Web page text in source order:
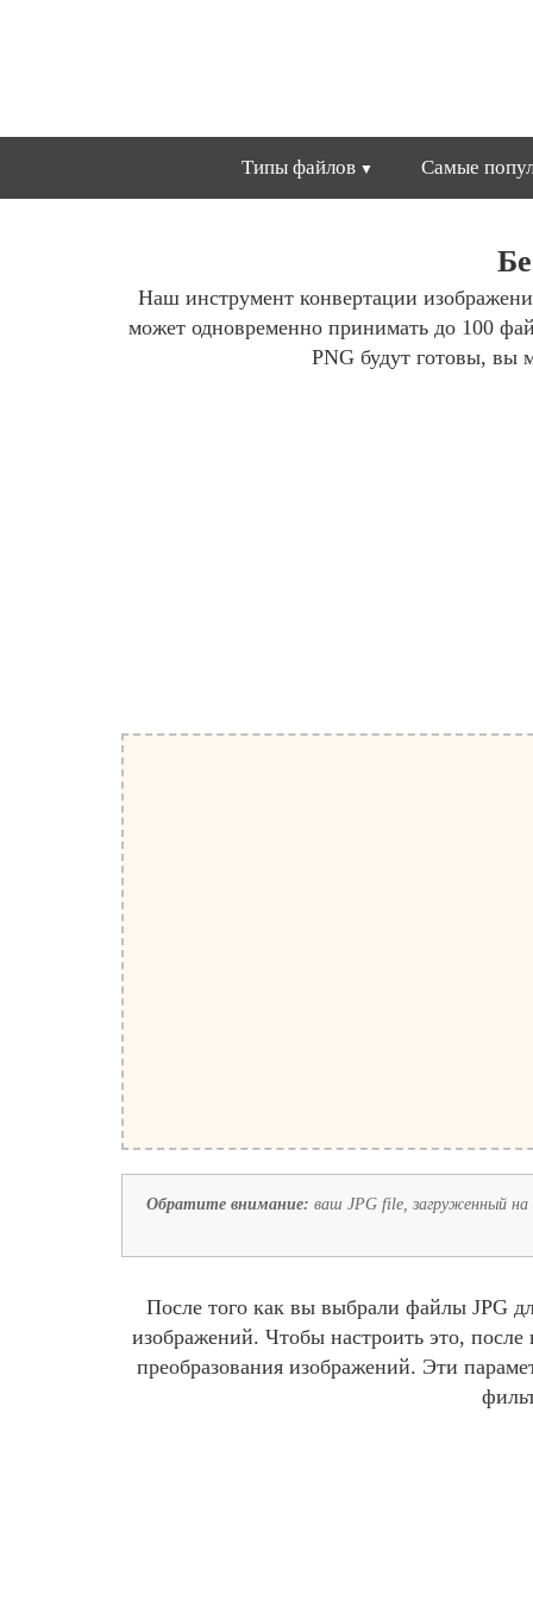
Типы файлов Самые
Наш инструмент конвертации
может одновременно принимать до 100
PNG будут готовы, вы
Обратите внимание: ваш JPG file, загруженный на
После того как вы выбрали файлы JPG
изображений. Чтобы настроить это,
преобразования изображений. Эти